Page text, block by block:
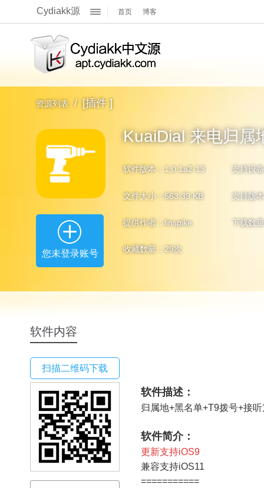
Cydiakk源
关于我们
官方Q群
官方博客
首页 博客
资源列表 / [插件 ]
您未登录账号
KuaiDial 来电归属
软件版本：1.0.1a2-13 支持设
文件大小：563.39 KB 支持版
提供作者：linspike 下载数
收藏数量： 29次
软件内容
扫描二维码下载
软件描述：
归属地+黑名单+T9拨号+接
软件简介：
更新支持iOS9
兼容支持iOS11
===========